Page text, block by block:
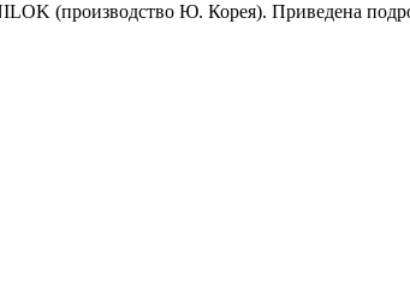
(производство Ю. Корея). Приведена